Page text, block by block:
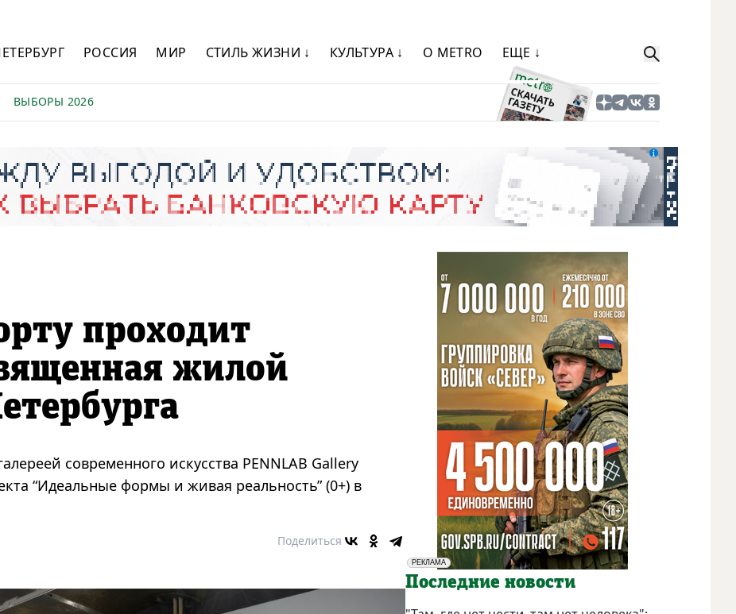
РОССИЯ МИР СТИЛЬ ЖИЗНИ ↓ КУЛЬТУРА ↓ О METRO ЕЩЕ ↓
ВЫБОРЫ 2026
проходит
жилой
современного искусства PENNLAB Gallery
“Идеальные формы и живая реальность” (0+) в
Поделиться
РЕКЛАМА
Социальная реклама
Последние новости